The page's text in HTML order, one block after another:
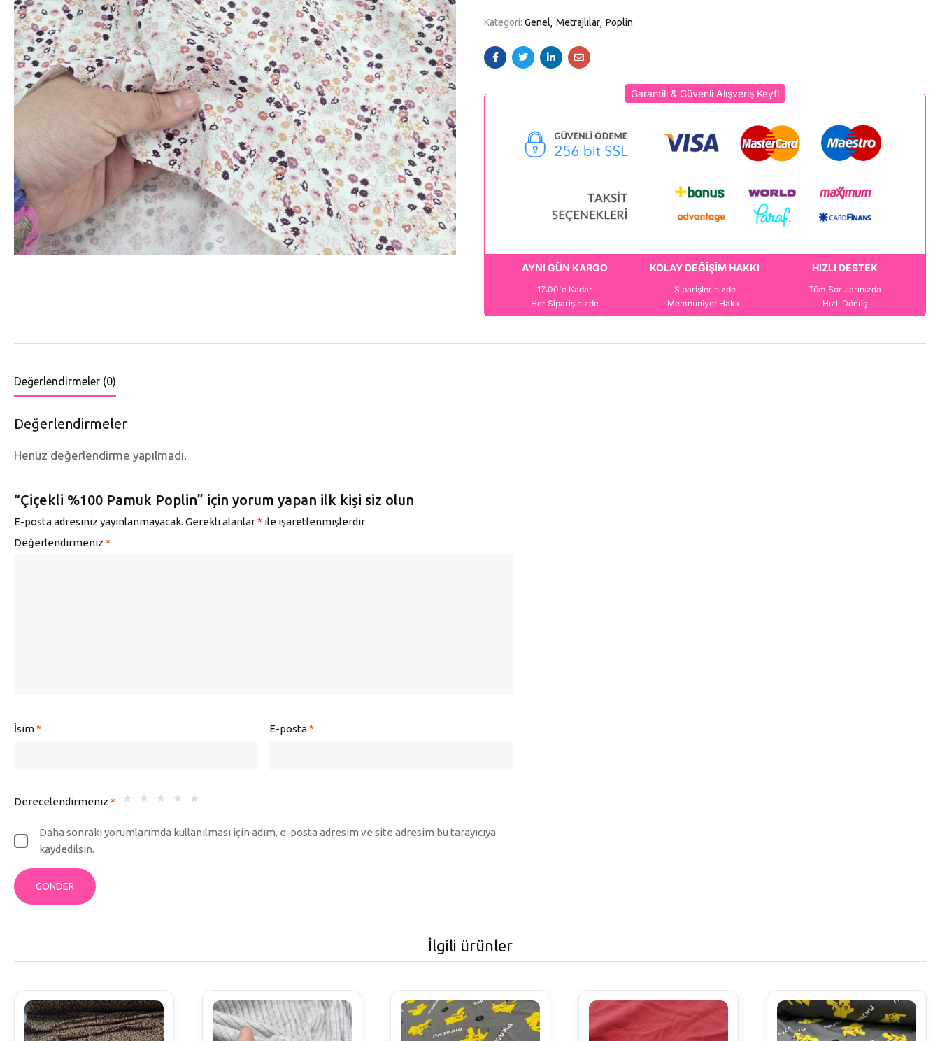
Kategori: Genel Metrajlılar Poplin
Garantili & Güvenli Alışveriş Keyfi
AYNI GÜN KARGO
17:00'e Kadar
Her Siparişinizde
KOLAY DEĞİŞİM HAKKI
Siparişlerinizde
Memnuniyet Hakkı
HIZLI DESTEK
Tüm Sorularınızda
Hızlı Dönüş
Değerlendirmeler (0)
Değerlendirmeler
Henüz değerlendirme yapılmadı.
“Çiçekli %100 Pamuk Poplin” için yorum yapan ilk kişi siz olun
E-posta adresiniz yayınlanmayacak. Gerekli alanlar* ile işaretlenmişlerdir
İsim* E-posta*
Derecelendirmeniz *
Değerlendirmeniz *
Daha sonraki yorumlarımda kullanılması için adım, e-posta adresim ve site adresim bu tarayıcıya
kaydedilsin.
İlgili ürünler